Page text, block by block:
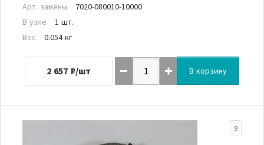
Арт. замены
7020-080010-10000
В узле
1 шт.
Вес
0.054 кг
2 657 ₽/шт В корзину
9